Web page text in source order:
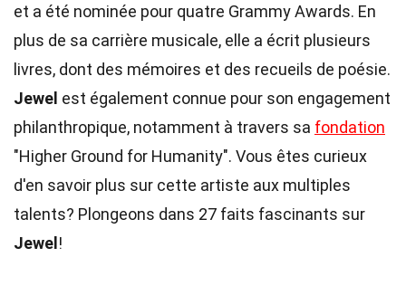
et a été nominée pour quatre Grammy Awards. En
plus de sa carrière musicale, elle a écrit plusieurs
livres, dont des mémoires et des recueils de poésie.
Jewel est également connue pour son engagement
philanthropique, notamment à travers sa fondation
"Higher Ground for Humanity". Vous êtes curieux
d'en savoir plus sur cette artiste aux multiples
talents? Plongeons dans 27 faits fascinants sur
Jewel !